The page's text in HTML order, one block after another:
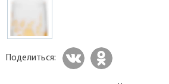
Поделиться: